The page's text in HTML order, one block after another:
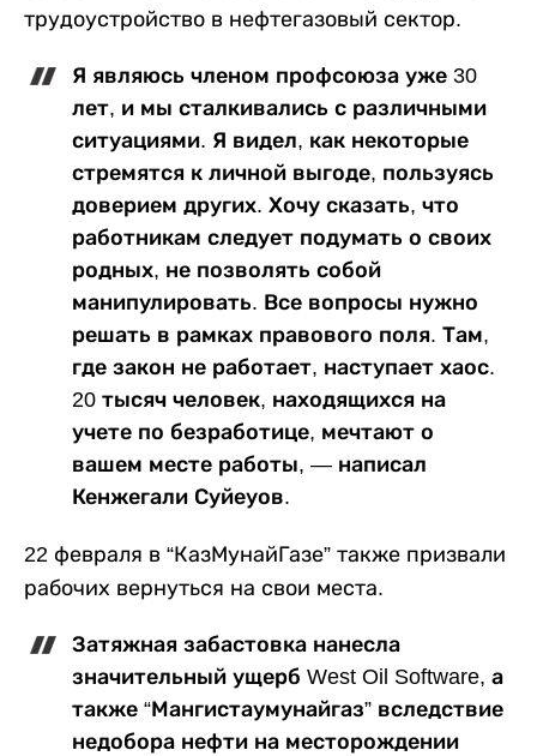
трудоустройство в нефтегазовый сектор.
Я являюсь членом профсоюза уже 30
лет, и мы сталкивались с различными
ситуациями. Я видел, как некоторые
стремятся к личной выгоде, пользуясь
доверием других. Хочу сказать, что
работникам следует подумать о своих
родных, не позволять собой
манипулировать. Все вопросы нужно
решать в рамках правового поля. Там,
где закон не работает, наступает хаос.
20 тысяч человек, находящихся на
учете по безработице, мечтают о
вашем месте работы, — написал
Кенжегали Суйеуов.
22 февраля в “КазМунайГазе” также призвали
рабочих вернуться на свои места.
Затяжная забастовка нанесла
значительный ущерб West Oil Software, а
также “Мангистаумунайгаз” вследствие
недобора нефти на месторождении